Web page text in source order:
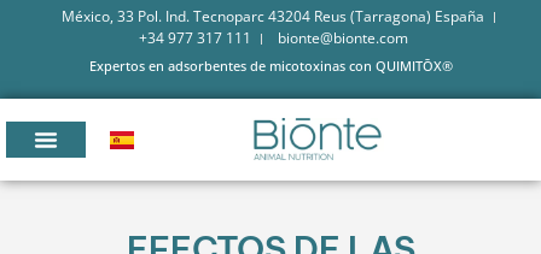
México, 33 Pol. Ind. Tecnoparc 43204 Reus (Tarragona) España
+34 977 317 111
bionte@bionte.com
Expertos en adsorbentes de micotoxinas con QUIMITŌX®